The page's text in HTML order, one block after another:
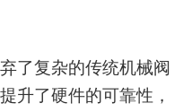
了复杂的传统机械阀
升了硬件的可靠性，